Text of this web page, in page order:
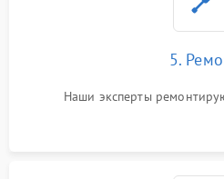
5.
Наши эксперты